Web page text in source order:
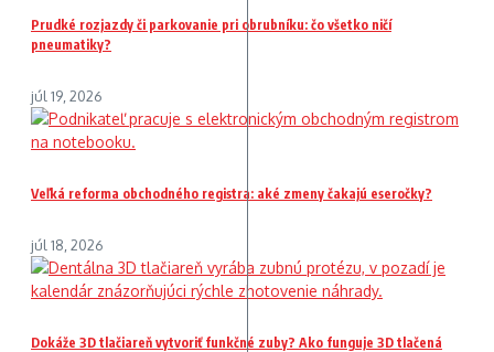
Prudké rozjazdy či parkovanie pri obrubníku: čo všetko ničí
pneumatiky?
júl 19, 2026
Veľká reforma obchodného registra: aké zmeny čakajú eseročky?
júl 18, 2026
Dokáže 3D tlačiareň vytvoriť funkčné zuby? Ako funguje 3D tlačená